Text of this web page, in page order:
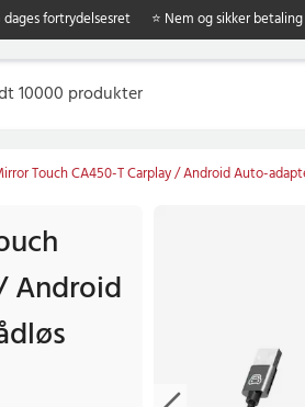
dages fortrydelsesret ⭐ Nem og sikker
Touch CA450-T Carplay / Android Auto-
Android